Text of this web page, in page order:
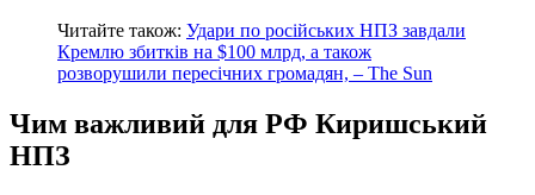
Читайте також: Удари по російських НПЗ завдали
Кремлю збитків на $100 млрд, а також
розворушили пересічних громадян, – The Sun
Чим важливий для РФ Киришський
НПЗ